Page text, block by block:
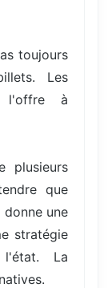
toujours
Les
l'offre à
plusieurs
que
une
stratégie
La